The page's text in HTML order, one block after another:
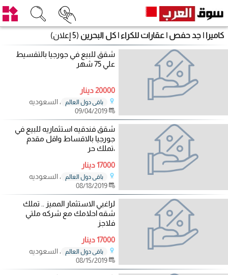
كاميرا | جد حفص | عقارات للكراء | كل البحرين (5 إعلان)
شقق للبيع في جورجيا بالتقسيط
علي 75 شهر
20000 دينار
باقي دول العالم
، السعوديه
09/04/2019
شقق فندقيه استثماريه للبيع في
جورجيا بالاقساط واقل مقدم
،تملك حر
17000 دينار
باقي دول العالم
، السعوديه
08/18/2019
لراغبي الاستثمار المميز .. تملك
شقه احلامك مع شركه ملتي
فلاجز
17000 دينار
باقي دول العالم
، السعوديه
08/15/2019